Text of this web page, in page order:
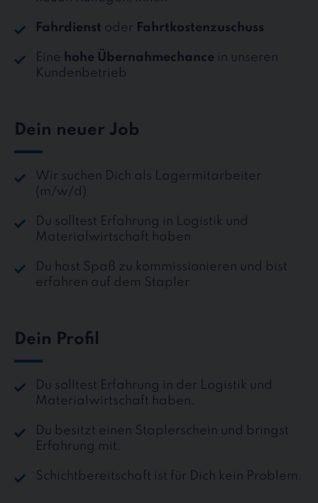
Fahrdienst oder Fahrtkostenzuschuss
Eine hohe Übernahmechance in unseren
Kundenbetrieb
Dein neuer Job
Wir suchen Dich als Lagermitarbeiter
(m/w/d)
Du solltest Erfahrung in Logistik und
Materialwirtschaft haben
Du hast Spaß zu kommissionieren und bist
erfahren auf dem Stapler
Dein Profil
Du solltest Erfahrung in der Logistik und
Materialwirtschaft haben.
Du besitzt einen Staplerschein und bringst
Erfahrung mit.
Schichtbereitschaft ist für Dich kein Problem.